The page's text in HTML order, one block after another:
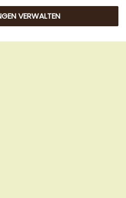
OG. Alle Rechte vorbehalten.
VERWALTEN